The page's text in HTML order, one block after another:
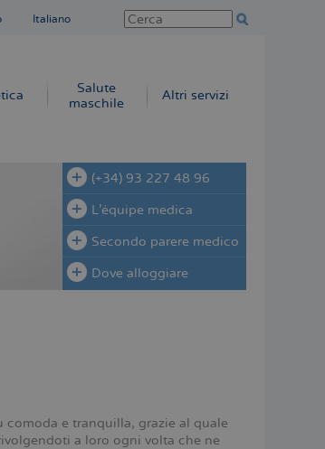
Italiano
Salute
maschile
Altri servizi
(+34) 93 227 48 96
L'équipe medica
Secondo parere medico
Dove alloggiare
e tranquilla, grazie al quale
a loro ogni volta che ne